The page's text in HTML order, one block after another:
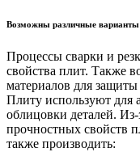
Возможны различные варианты
Процессы сварки и
свойства плит. Также
материалов для
Плиту используют для
облицовки деталей.
прочностных свойств
также производить: